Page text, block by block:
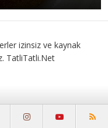
izinsiz ve kaynak
TatliTatli.Net